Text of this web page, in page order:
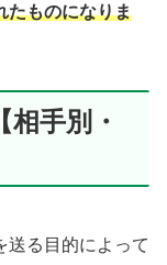
たものになりま
手別・
送る目的によって